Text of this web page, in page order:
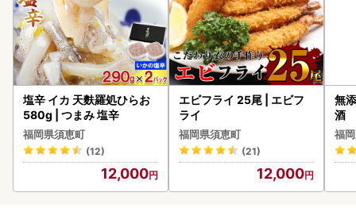
塩辛 イカ 天麩羅処ひらお
580g | つまみ 塩辛
福岡県須恵町
(12)
12,000
エビフライ 25尾 | エビフ
ライ
福岡県須恵町
(21)
12,000
無
酒
福